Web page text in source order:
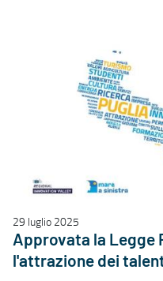
29 luglio 2025
Approvata la Legge
l'attrazione dei